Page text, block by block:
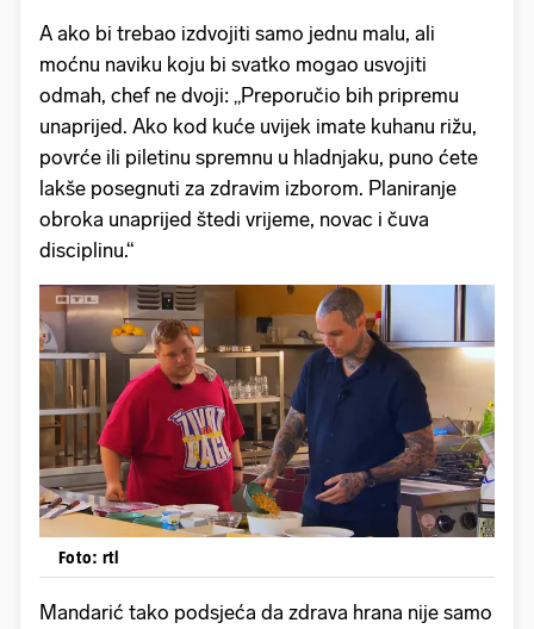
A ako bi trebao izdvojiti samo jednu malu, ali
moćnu naviku koju bi svatko mogao usvojiti
odmah, chef ne dvoji: „Preporučio bih pripremu
unaprijed. Ako kod kuće uvijek imate kuhanu rižu,
povrće ili piletinu spremnu u hladnjaku, puno ćete
lakše posegnuti za zdravim izborom. Planiranje
obroka unaprijed štedi vrijeme, novac i čuva
disciplinu.“
Foto: rtl
Mandarić tako podsjeća da zdrava hrana nije samo